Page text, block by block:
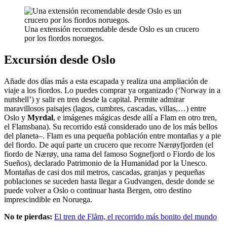
Una extensión recomendable desde Oslo es un crucero
por los fiordos noruegos.
Excursión desde Oslo
Añade dos días más a esta escapada y realiza una ampliación de
viaje a los fiordos. Lo puedes comprar ya organizado (‘Norway in a
nutshell’) y salir en tren desde la capital. Permite admirar
maravillosos paisajes (lagos, cumbres, cascadas, villas,…) entre
Oslo y Myrdal, e imágenes mágicas desde allí a Flam en otro tren,
el Flamsbana). Su recorrido está considerado uno de los más bellos
del planeta–. Flam es una pequeña población entre montañas y a pie
del fiordo. De aquí parte un crucero que recorre Nærøyfjorden (el
fiordo de Nærøy, una rama del famoso Sognefjord o Fiordo de los
Sueños), declarado Patrimonio de la Humanidad por la Unesco.
Montañas de casi dos mil metros, cascadas, granjas y pequeñas
poblaciones se suceden hasta llegar a Gudvangen, desde donde se
puede volver a Oslo o continuar hasta Bergen, otro destino
imprescindible en Noruega.
No te pierdas: El tren de Flåm, el recorrido más bonito del mundo